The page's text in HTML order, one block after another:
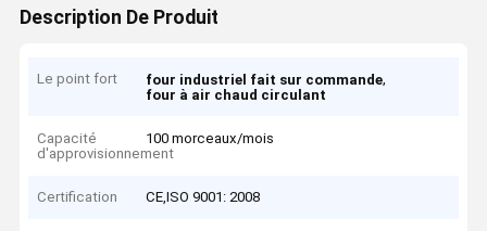
Description De Produit
Le point fort four industriel fait sur commande,
four à air chaud circulant
Capacité
d'approvisionnement
100 morceaux/mois
Certification CE,ISO 9001: 2008